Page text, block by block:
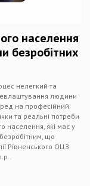
населення
безробітних
нелегкий та
людини
на професійний
та реальні потреби
населення, які має у
що
Рівненського ОЦЗ